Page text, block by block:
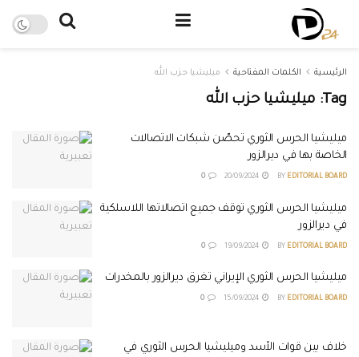
الرئيسية الكلمات المفتاحية ميليشيا حزب الله
Tag: ميليشيا حزب الله
ميليشيا الحرس الثوري تحصّن شبكات الاتصالات
الخاصة بها في ديرالزور
BY EDITORIAL BOARD
ميليشيا الحرس الثوري توقف جميع اتصالاتها اللاسلكية
في ديرالزور
BY EDITORIAL BOARD
ميليشيا الحرس الثوري الإيراني تغرق ديرالزور بالمخدرات
BY EDITORIAL BOARD
خلاف بين قوات الأسد وميليشيا الحرس الثوري في